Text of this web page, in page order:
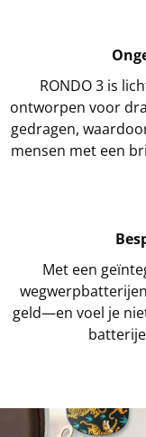
RONDO 3 is
ontworpen voor
gedragen,
mensen met een
Met een
geld—en voel je